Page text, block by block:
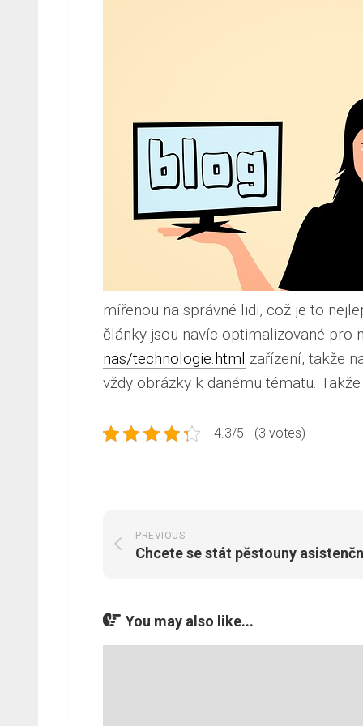
mířenou na správné lidi, což je to
články jsou navíc optimalizované pro
nas/technologie.html zařízení, takže
vždy obrázky k danému tématu.
4.3/5 - (3 votes)
PREVIOUS
Chcete se stát pěstouny
You may also like...